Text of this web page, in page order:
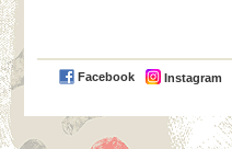
Facebook Instagram